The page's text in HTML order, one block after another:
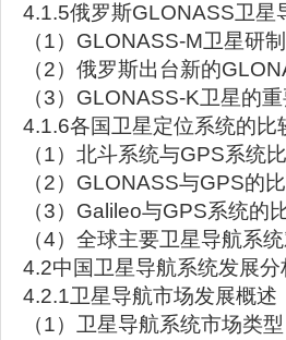
4.1.5俄罗斯GLONASS卫星
（1）GLONASS-M卫星研
（2）俄罗斯出台新的
（3）GLONASS-K卫星的
4.1.6各国卫星定位系统的比
（1）北斗系统与GPS系统
（2）GLONASS与GPS的
（3）Galileo与GPS系统的
（4）全球主要卫星导航系
4.2中国卫星导航系统发展分
4.2.1卫星导航市场发展概述
（1）卫星导航系统市场类型